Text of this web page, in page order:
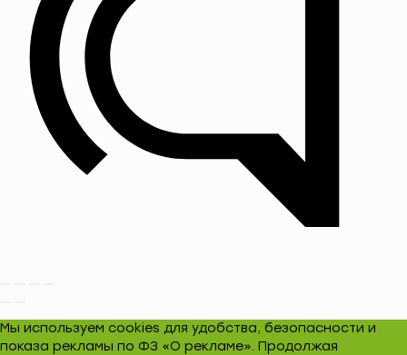
Мы используем cookies для удобства, безопасности и
показа рекламы по ФЗ «О рекламе». Продолжая